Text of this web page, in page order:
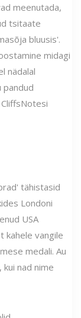
meenutada,
tsitaate
bluusis'.
midagi
nädalal
pandud
tähistasid
Londoni
USA
kahele vangile
medali. Au
nad nime